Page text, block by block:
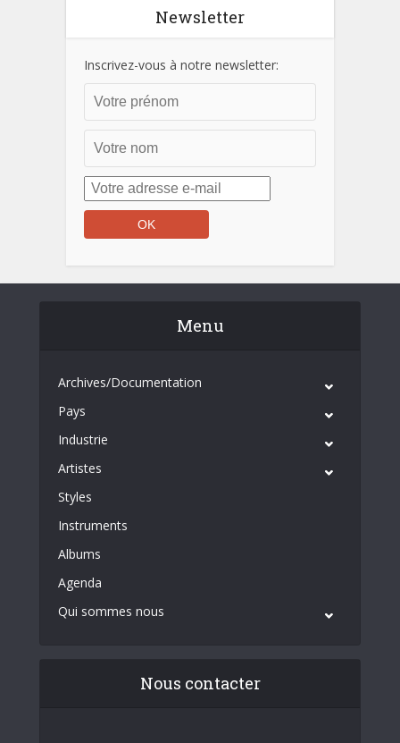
Newsletter
Inscrivez-vous à notre newsletter:
Menu
Archives/Documentation
Pays
Industrie
Artistes
Styles
Instruments
Albums
Agenda
Qui sommes nous
Nous contacter